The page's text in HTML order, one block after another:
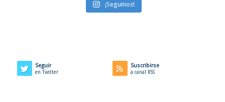
¡Seguinos!
Seguir
en Twitter
Suscribirse
a canal RSS